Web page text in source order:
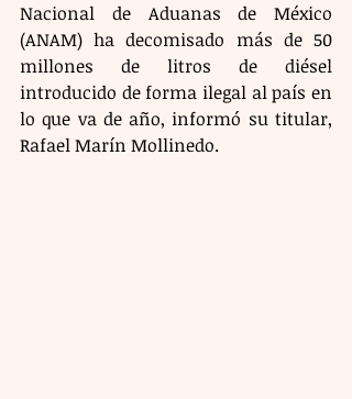
Nacional de Aduanas de México
(ANAM) ha decomisado más de 50
millones de litros de diésel
introducido de forma ilegal al país en
lo que va de año, informó su titular,
Rafael Marín Mollinedo.